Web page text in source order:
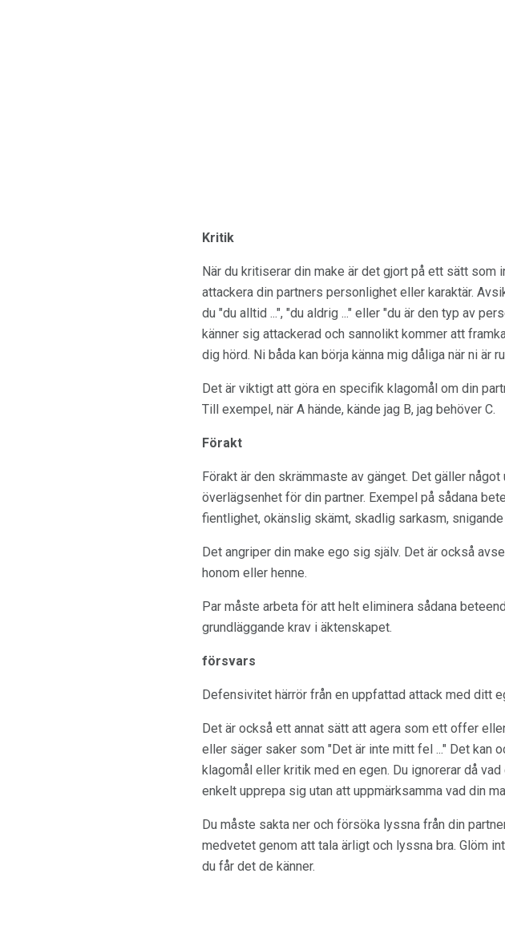
Kritik
När du kritiserar din make är det gjort på ett sätt som
attackera din partners personlighet eller karaktär.
du "du alltid ...", "du aldrig ..." eller "du är den typ av
känner sig attackerad och sannolikt kommer att
dig hörd. Ni båda kan börja känna mig dåliga när ni är
Det är viktigt att göra en specifik klagomål om din
Till exempel, när A hände, kände jag B, jag behöver C.
Förakt
Förakt är den skrämmaste av gänget. Det gäller
överlägsenhet för din partner. Exempel på sådana
fientlighet, okänslig skämt, skadlig sarkasm,
Det angriper din make ego sig själv. Det är också
honom eller henne.
Par måste arbeta för att helt eliminera sådana
grundläggande krav i äktenskapet.
försvars
Defensivitet härrör från en uppfattad attack med ditt
Det är också ett annat sätt att agera som ett offer
eller säger saker som "Det är inte mitt fel ..." Det kan
klagomål eller kritik med en egen. Du ignorerar då
enkelt upprepa sig utan att uppmärksamma vad din
Du måste sakta ner och försöka lyssna från din
medvetet genom att tala ärligt och lyssna bra. Glöm
du får det de känner.